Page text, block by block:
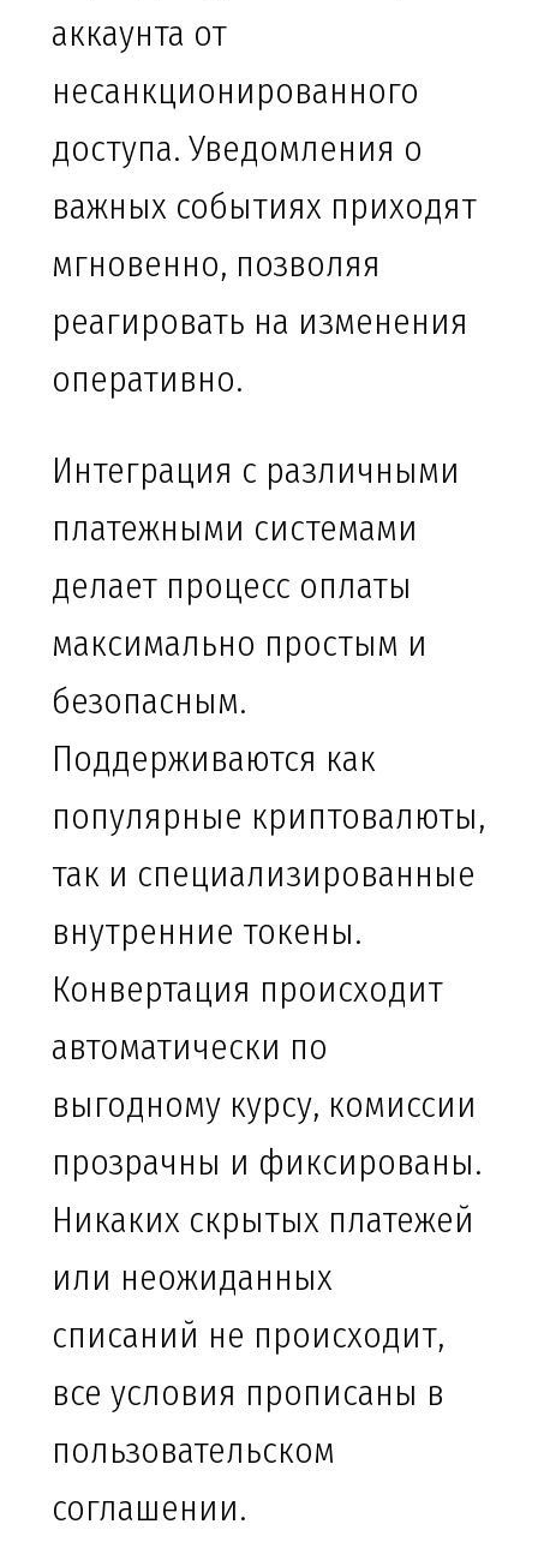
аккаунта от
несанкционированного
доступа. Уведомления о
важных событиях приходят
мгновенно, позволяя
реагировать на изменения
оперативно.
Интеграция с различными
платежными системами
делает процесс оплаты
максимально простым и
безопасным.
Поддерживаются как
популярные криптовалюты,
так и специализированные
внутренние токены.
Конвертация происходит
автоматически по
выгодному курсу, комиссии
прозрачны и фиксированы.
Никаких скрытых платежей
или неожиданных
списаний не происходит,
все условия прописаны в
пользовательском
соглашении.